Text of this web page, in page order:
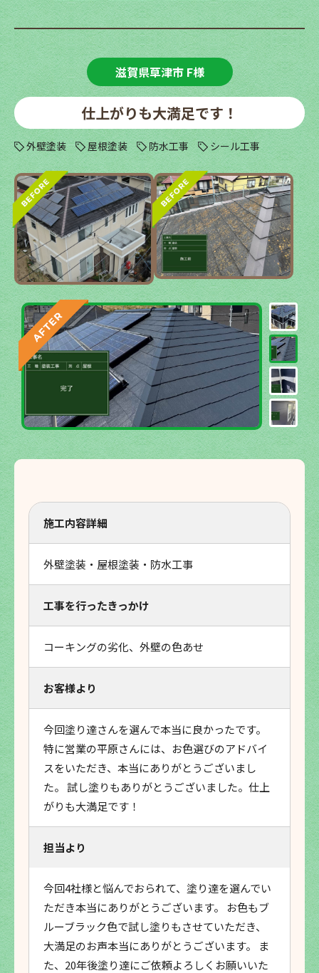
滋賀県草津市 F様
仕上がりも大満足です！
外壁塗装 屋根塗装 防水工事 シール工事
施工内容詳細
外壁塗装・屋根塗装・防水工事
工事を行ったきっかけ
コーキングの劣化、外壁の色あせ
お客様より
今回塗り達さんを選んで本当に良かったです。
特に営業の平原さんには、お色選びのアドバイ
スをいただき、本当にありがとうございまし
た。 試し塗りもありがとうございました。仕上
がりも大満足です！
担当より
今回4社様と悩んでおられて、塗り達を選んでい
ただき本当にありがとうございます。 お色もブ
ルーブラック色で試し塗りもさせていただき、
大満足のお声本当にありがとうございます。 ま
た、20年後塗り達にご依頼よろしくお願いいた